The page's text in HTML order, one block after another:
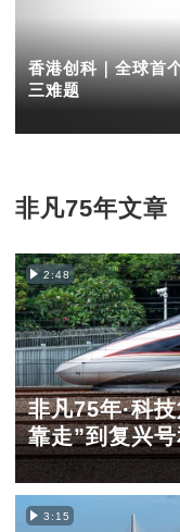
香港创科｜全球首
三难题
非凡75年文章
2:48
非凡75年·科
靠走”到复兴
3:15